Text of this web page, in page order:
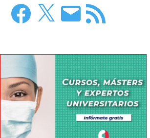
Facebook
X
Correo
electrónico
Feed
RSS